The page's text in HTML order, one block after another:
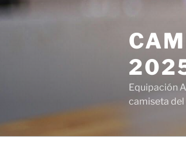
Saltar
al
Equipación
camiseta